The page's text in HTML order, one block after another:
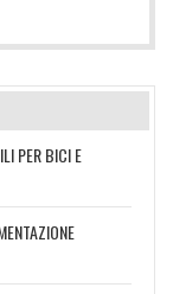
PER BICI E